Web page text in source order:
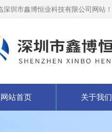
深圳市鑫博恒业科技有限公司网站！
网站首页 关于我们